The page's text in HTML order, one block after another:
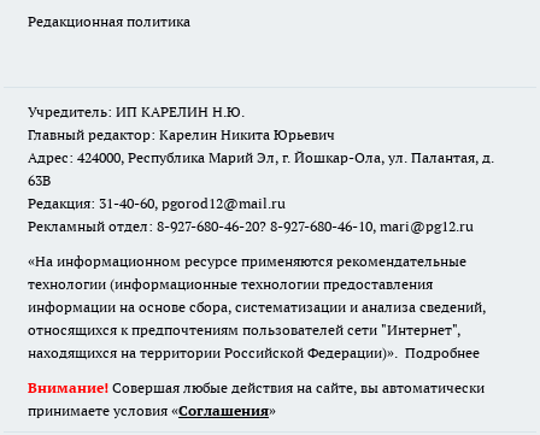
Редакционная политика
Учредитель: ИП КАРЕЛИН Н.Ю.
Главный редактор: Карелин Никита Юрьевич
Адрес: 424000, Республика Марий Эл, г. Йошкар-Ола, ул. Палантая, д.
63В
Редакция: 31-40-60, pgorod12@mail.ru
Рекламный отдел: 8-927-680-46-20? 8-927-680-46-10, mari@pg12.ru
«На информационном ресурсе применяются рекомендательные
технологии (информационные технологии предоставления
информации на основе сбора, систематизации и анализа сведений,
относящихся к предпочтениям пользователей сети "Интернет",
находящихся на территории Российской Федерации)». Подробнее
Внимание! Совершая любые действия на сайте, вы автоматически
принимаете условия «Cоглашения»